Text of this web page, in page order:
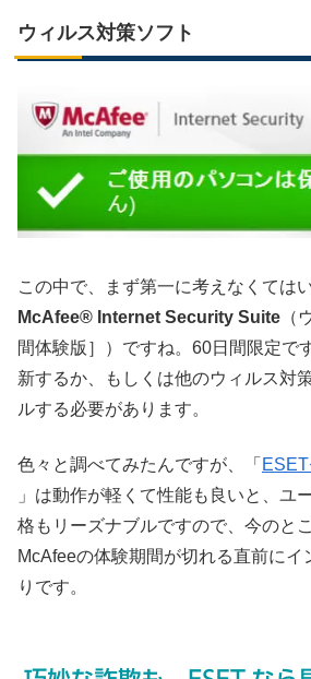
ウィルス対策ソフト
この中で、まず第一に考えなくては
McAfee® Internet Security Suite （
間体験版］）ですね。60日間限定で
新するか、もしくは他のウィルス対
ルする必要があります。
色々と調べてみたんですが、「
」は動作が軽くて性能も良いと、ユ
格もリーズナブルですので、今のと
McAfeeの体験期間が切れる直前にイ
りです。